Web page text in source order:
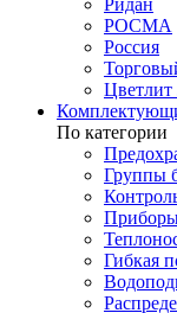
Ридан
РОСМА
Россия
По категории
Группы
Приборы
Гибкая